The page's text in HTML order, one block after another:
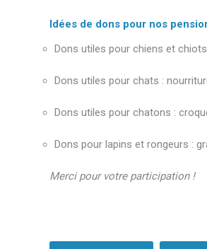
Idées de dons pour nos
Dons utiles pour chiens et
Dons utiles pour chats :
Dons utiles pour chatons :
Dons pour lapins et rongeurs :
Merci pour votre participation !